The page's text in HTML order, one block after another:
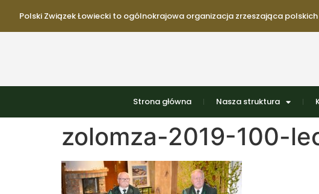
Polski Związek Łowiecki to ogólnokrajowa organizacja zrzeszająca polskich
Strona główna Nasza struktura
zolomza-2019-100-